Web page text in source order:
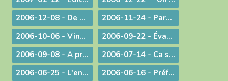
2006-12-08 - De Ratisbonne à Ankara, un dialogue ininterrompu
2006-11-24 - Parentalité
2006-10-06 - Vingt ans déjà !
2006-09-22 - Évangéliser : aller au large !
2006-09-08 - A propos du Liban
2006-07-14 - Ca se passe en France !
2006-06-25 - L'enjeu de toute existence : trouver Le chemin !
2006-06-16 - Préférer le bonheur à la vérité ?